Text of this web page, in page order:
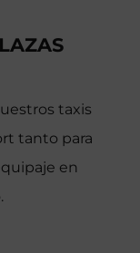
taxis
tanto para
en